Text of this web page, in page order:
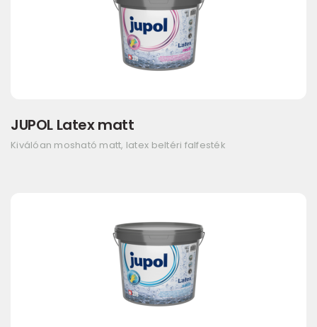
JUPOL Latex matt
Kiválóan mosható matt, latex beltéri falfesték